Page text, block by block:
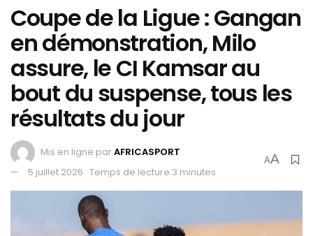
Coupe de la Ligue : Gangan
en démonstration, Milo
assure, le CI Kamsar au
bout du suspense, tous les
résultats du jour
Mis en ligne parAFRICASPORT
5 juillet 2026 Temps de lecture:3 minutes
AA